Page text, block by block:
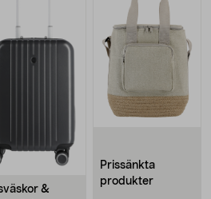
&
Prissänkta
produkter